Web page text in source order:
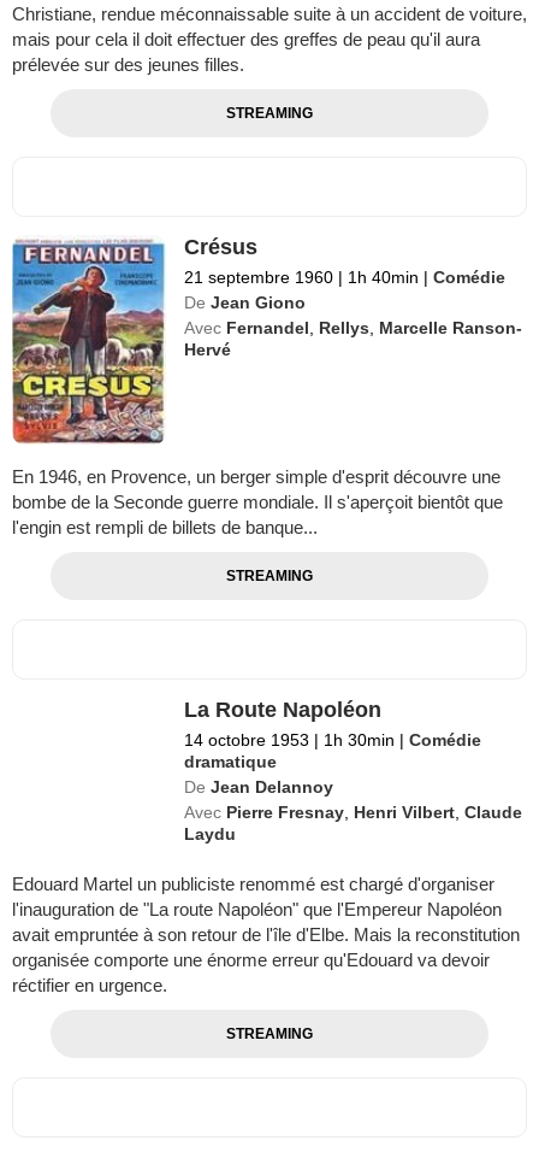
Christiane, rendue méconnaissable suite à un accident de voiture,
mais pour cela il doit effectuer des greffes de peau qu'il aura
prélevée sur des jeunes filles.
STREAMING
Crésus
21 septembre 1960 | 1h 40min | Comédie
De Jean Giono
Avec Fernandel Rellys
Marcelle Ranson-
Hervé
En 1946, en Provence, un berger simple d'esprit découvre une
bombe de la Seconde guerre mondiale. Il s'aperçoit bientôt que
l'engin est rempli de billets de banque...
STREAMING
La Route Napoléon
14 octobre 1953 | 1h 30min | Comédie
dramatique
De Jean Delannoy
Avec Pierre Fresnay Henri Vilbert ,Claude
Laydu
Edouard Martel un publiciste renommé est chargé d'organiser
l'inauguration de "La route Napoléon" que l'Empereur Napoléon
avait empruntée à son retour de l'île d'Elbe. Mais la reconstitution
organisée comporte une énorme erreur qu'Edouard va devoir
réctifier en urgence.
STREAMING